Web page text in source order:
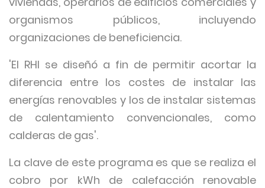
organismos públicos, incluyendo
organizaciones de beneficiencia.
'El RHI se diseñó a fin de permitir acortar la
diferencia entre los costes de instalar las
energías renovables y los de instalar sistemas
de calentamiento convencionales, como
calderas de gas'.
La clave de este programa es que se realiza el
cobro por kWh de calefacción renovable